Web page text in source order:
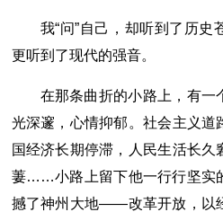
我“问”自己，却听到了历史
更听到了现代的强音。
在那条曲折的小路上，有一
光深邃，心情抑郁。社会主义道
国经济长期停滞，人民生活长
萋……小路上留下他一行行坚实
撼了神州大地――改革开放，以